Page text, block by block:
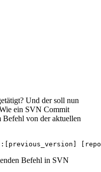
Und der soll nun
ein SVN Commit
Befehl von der aktuellen
Befehl in SVN